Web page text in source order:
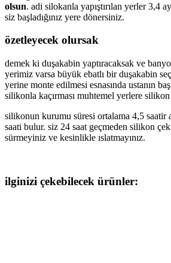
olsun. adi silokanla yapıştırılan yerler 3,4
siz başladığınız yere dönersiniz.
özetleyecek olursak
demek ki duşakabin yaptıracaksak ve
yerimiz varsa büyük ebatlı bir duşakabin
yerine monte edilmesi esnasında ustanın
silikonla kaçırması muhtemel yerlere
silikonun kurumu süresi ortalama 4,5 saatir
saati bulur. siz 24 saat geçmeden silikon
sürmeyiniz ve kesinlikle ıslatmayınız.
ilginizi çekebilecek ürünler: